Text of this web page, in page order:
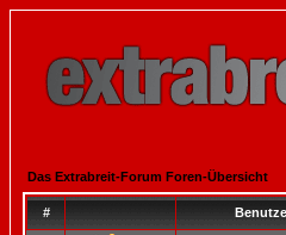
Das Extrabreit-Forum Foren-Übersicht
#